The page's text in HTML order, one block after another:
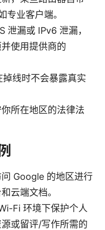
专业客户端。
泄漏或 IPv6 泄漏，
使用提供商的
线时不会暴露真实
所在地区的法律法
Google 的地区进行
云端文档。
Fi 环境下保护个人
或留评/写作所需的